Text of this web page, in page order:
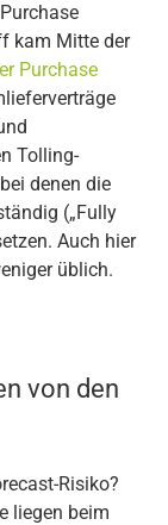
kam Mitte der
Purchase
Tolling-
denen die
(„Fully
Auch hier
üblich.
von den
Risiko?
liegen beim